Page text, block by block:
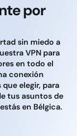
por
sin miedo a
VPN para
en todo el
conexión
elegir, para
tus asuntos de
en Bélgica.